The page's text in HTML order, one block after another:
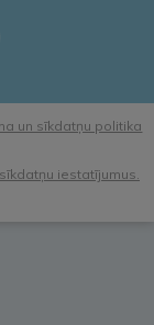
un sīkdatņu politika
iestatījumus.